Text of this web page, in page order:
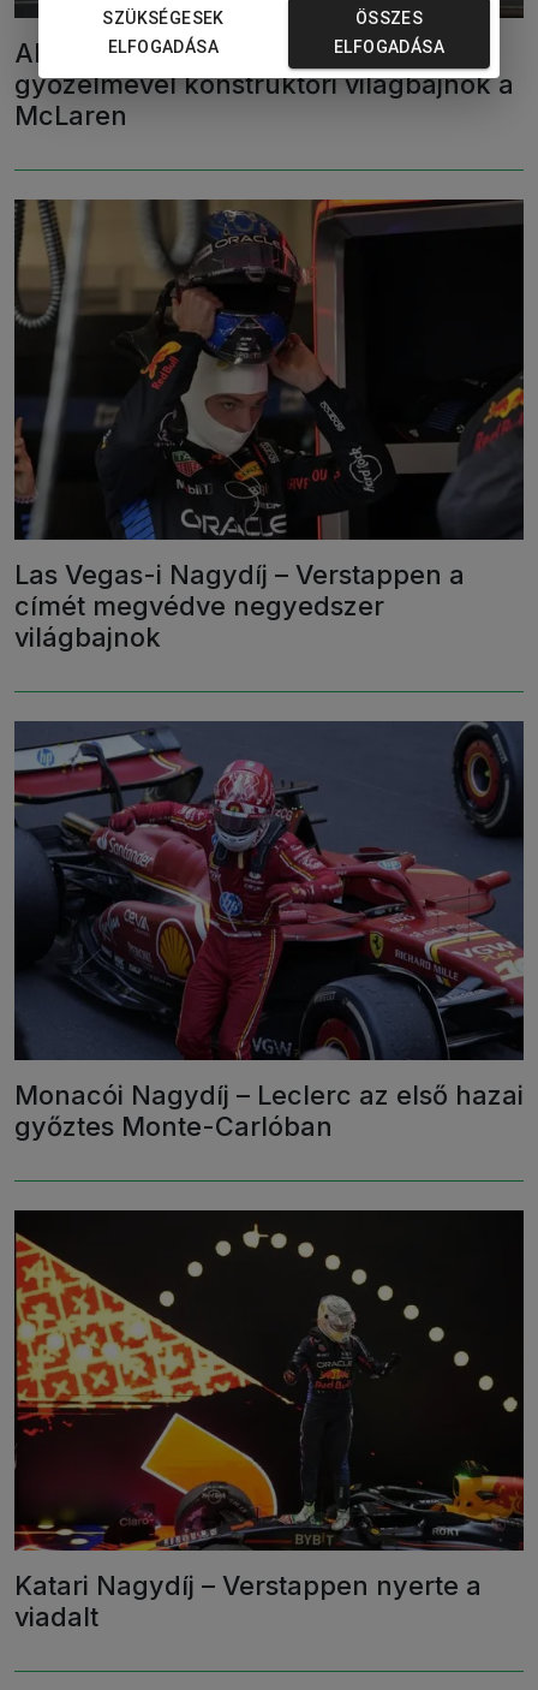
Abu-Dzabi Nagydíj – Norris rajt-cél
győzelmével konstruktőri világbajnok a
McLaren
Las Vegas-i Nagydíj – Verstappen a
címét megvédve negyedszer
világbajnok
Monacói Nagydíj – Leclerc az első hazai
győztes Monte-Carlóban
Katari Nagydíj – Verstappen nyerte a
viadalt
SZÜKSÉGESEK
ELFOGADÁSA
ÖSSZES
ELFOGADÁSA